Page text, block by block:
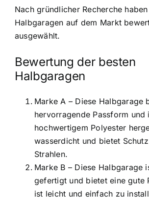
Nach gründlicher Recherche
Halbgaragen auf dem Markt
ausgewählt.
Bewertung der besten
Halbgaragen
Marke A – Diese Halbgarage
hervorragende Passform und
hochwertigem Polyester
wasserdicht und bietet
Strahlen.
Marke B – Diese Halbgarage
gefertigt und bietet eine gute
ist leicht und einfach zu